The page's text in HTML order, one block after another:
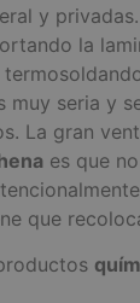
y
la
muy seria y
La gran
es que
que